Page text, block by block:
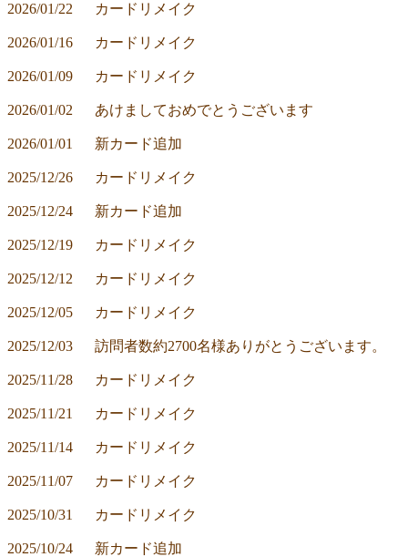
2026/01/22	カードリメイク
2026/01/16	カードリメイク
2026/01/09	カードリメイク
2026/01/02	あけましておめでとうございます
2026/01/01	新カード追加
2025/12/26	カードリメイク
2025/12/24	新カード追加
2025/12/19	カードリメイク
2025/12/12	カードリメイク
2025/12/05	カードリメイク
2025/12/03	訪問者数約2700名様ありがとうございます。
2025/11/28	カードリメイク
2025/11/21	カードリメイク
2025/11/14	カードリメイク
2025/11/07	カードリメイク
2025/10/31	カードリメイク
2025/10/24	新カード追加